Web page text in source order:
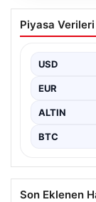
Yatırım
nasıl oldu?
Piyasa Verileri
USD
EUR
ALTIN
BTC
Son Eklenen